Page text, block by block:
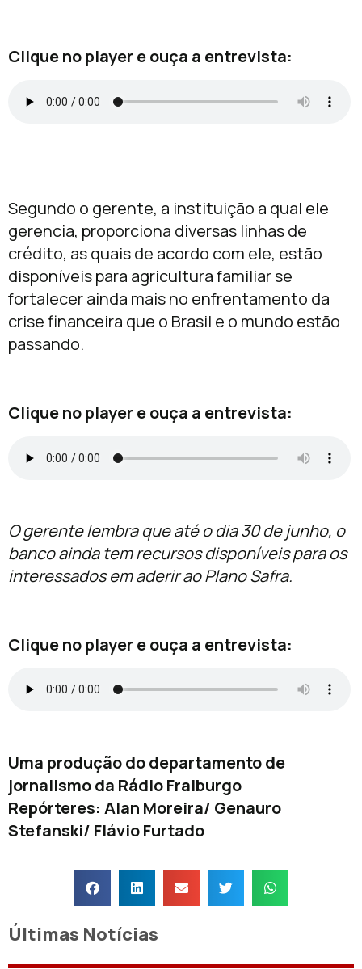
Clique no player e ouça a entrevista:
Segundo o gerente, a instituição a qual ele
gerencia, proporciona diversas linhas de
crédito, as quais de acordo com ele, estão
disponíveis para agricultura familiar se
fortalecer ainda mais no enfrentamento da
crise financeira que o Brasil e o mundo estão
passando.
Clique no player e ouça a entrevista:
O gerente lembra que até o dia 30 de junho, o
banco ainda tem recursos disponíveis para os
interessados em aderir ao Plano Safra.
Clique no player e ouça a entrevista:
Uma produção do departamento de
jornalismo da Rádio Fraiburgo
Repórteres: Alan Moreira/ Genauro
Stefanski/ Flávio Furtado
Últimas Notícias